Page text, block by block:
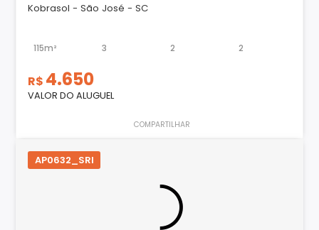
Kobrasol - São José - SC
115m² 3 2 2
R$ 4.650
VALOR DO ALUGUEL
COMPARTILHAR
AP0632_SRI